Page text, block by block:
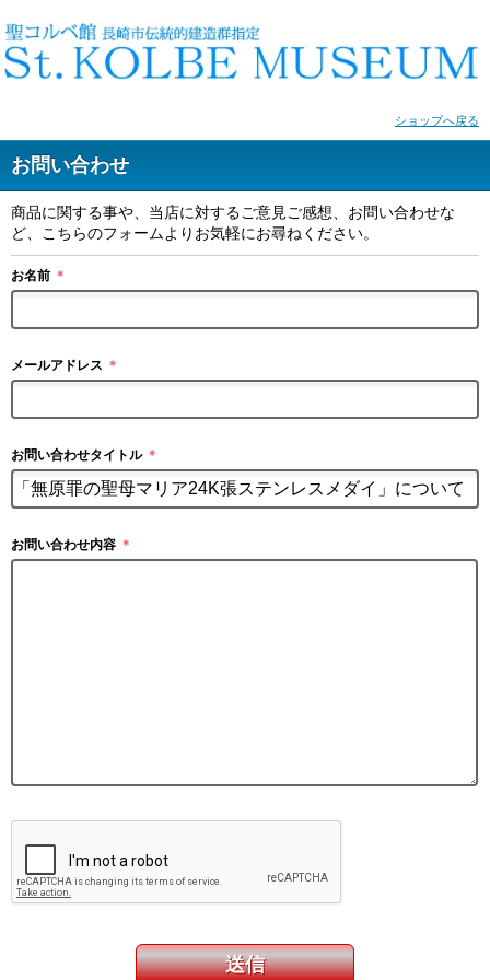
ショップへ戻る
お問い合わせ
商品に関する事や、当店に対するご意見ご感想、お問い合わせな
ど、こちらのフォームよりお気軽にお尋ねください。
お名前 ＊
メールアドレス ＊
お問い合わせタイトル ＊
お問い合わせ内容 ＊